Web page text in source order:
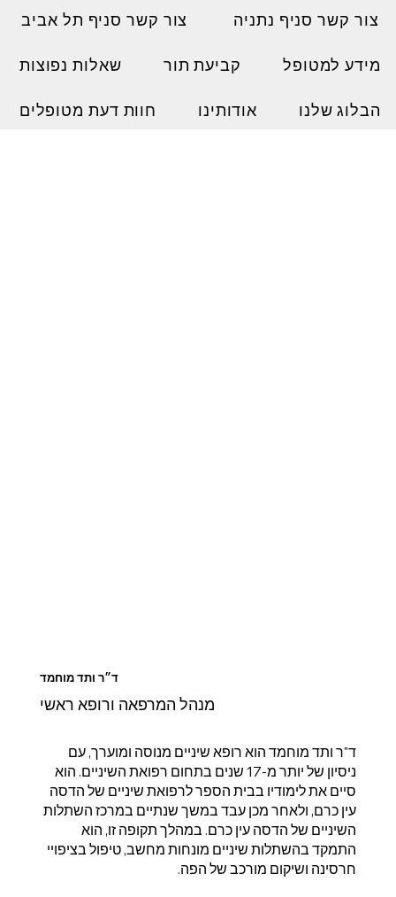
צור קשר סניף תל אביב צור קשר סניף נתניה
שאלות נפוצות קביעת תור מידע למטופל
חוות דעת מטופלים אודותינו הבלוג שלנו
ד״ר ותד מוחמד
מנהל המרפאה ורופא ראשי
ד"ר ותד מוחמד הוא רופא שיניים מנוסה ומוערך, עם
ניסיון של יותר מ-17 שנים בתחום רפואת השיניים. הוא
סיים את לימודיו בבית הספר לרפואת שיניים של הדסה
עין כרם, ולאחר מכן עבד במשך שנתיים במרכז השתלות
השיניים של הדסה עין כרם. במהלך תקופה זו, הוא
התמקד בהשתלות שיניים מונחות מחשב, טיפול בציפויי
חרסינה ושיקום מורכב של הפה.